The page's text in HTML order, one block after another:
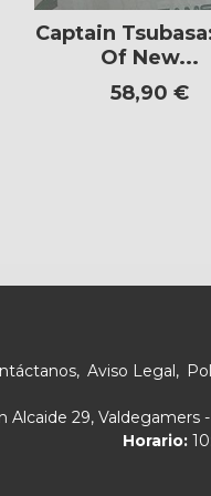
Captain
Of New...
58,90 €
Aviso Legal
Alcaide 29,
Horario: